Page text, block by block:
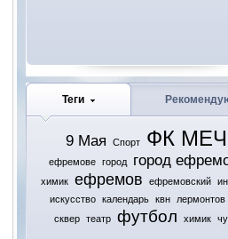
Теги
9 Мая Спорт ФК МЕЧ
ефремове
город город
химик
ефремов ефремовский
искусство
календарь квн лермонтов
сквер
театр футбол химик